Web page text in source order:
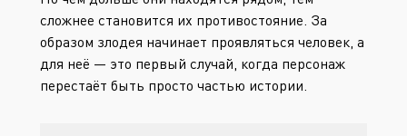
сложнее становится их противостояние. За
образом злодея начинает проявляться человек, а
для неё — это первый случай, когда персонаж
перестаёт быть просто частью истории.